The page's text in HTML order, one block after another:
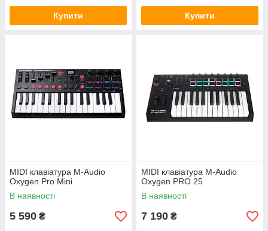
Купити Купити
MIDI клавіатура M-Audio
Oxygen Pro Mini
В наявності
5 590 ₴
MIDI клавіатура M-Audio
Oxygen PRO 25
В наявності
7 190 ₴